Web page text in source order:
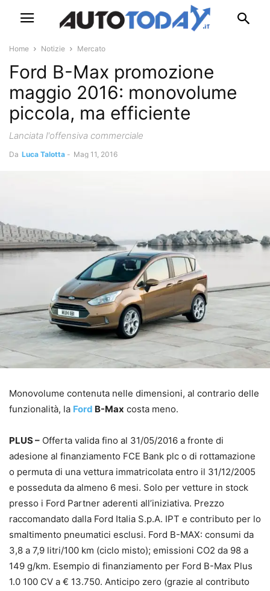
Home Notizie Mercato
Ford B-Max promozione
maggio 2016: monovolume
piccola, ma efficiente
Lanciata l'offensiva commerciale
Da Luca Talotta - Mag 11, 2016
Monovolume contenuta nelle dimensioni, al contrario delle
funzionalità, la Ford B-Max costa meno.
PLUS – Offerta valida fino al 31/05/2016 a fronte di
adesione al finanziamento FCE Bank plc o di rottamazione
o permuta di una vettura immatricolata entro il 31/12/2005
e posseduta da almeno 6 mesi. Solo per vetture in stock
presso i Ford Partner aderenti all’iniziativa. Prezzo
raccomandato dalla Ford Italia S.p.A. IPT e contributo per lo
smaltimento pneumatici esclusi. Ford B-MAX: consumi da
3,8 a 7,9 litri/100 km (ciclo misto); emissioni CO2 da 98 a
149 g/km. Esempio di finanziamento per Ford B-Max Plus
1.0 100 CV a € 13.750. Anticipo zero (grazie al contributo